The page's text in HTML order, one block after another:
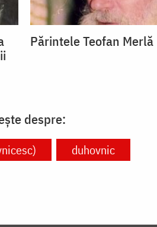
Părintele Teofan Merlă
despre:
duhovnic